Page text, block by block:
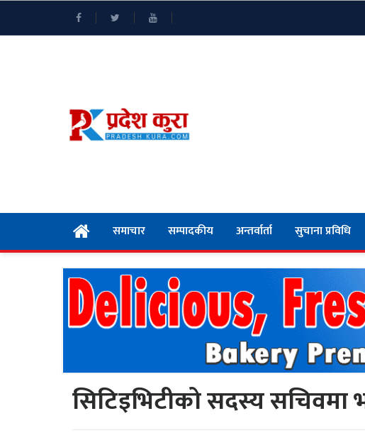
समाचार सम्पादकीय अन्तर्वार्ता सुचाना प्रविधि
सिटिइभिटीको सदस्य सचिवमा